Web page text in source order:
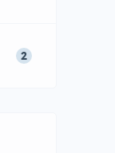
2